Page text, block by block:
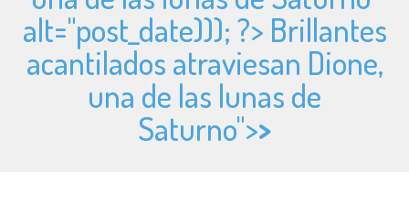
alt="post_date))); ?> Brillantes
acantilados atraviesan Dione,
una de las lunas de
Saturno">>